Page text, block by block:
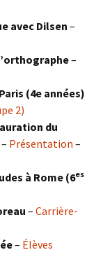
avec Dilsen –
–
(4e années)
2)
du
– Présentation –
à Rome (6es
– Carrière-
– Élèves